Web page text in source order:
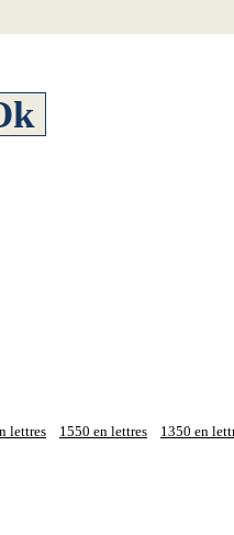
lettres 1550 en lettres 1350 en